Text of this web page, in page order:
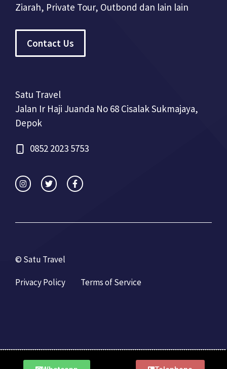
Ziarah, Private Tour, Outbond dan lain lain
Contact Us
Satu Travel
Jalan Ir Haji Juanda No 68 Cisalak Sukmajaya,
Depok
0852 2023 5753
© Satu Travel
Privacy Policy Terms of Service